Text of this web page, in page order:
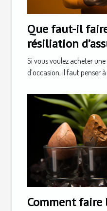
Que faut-il
résiliation
Si vous voulez acheter
d’occasion, il faut penser à
Comment faire